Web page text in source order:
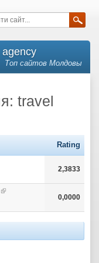
agency
Топ сайтов Молдовы
travel
Rating
2,3833
0,0000